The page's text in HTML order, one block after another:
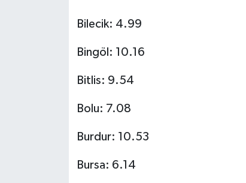
Bilecik: 4.99
Bingöl: 10.16
Bitlis: 9.54
Bolu: 7.08
Burdur: 10.53
Bursa: 6.14